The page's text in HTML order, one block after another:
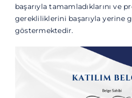
başarıyla tamamladıklarını ve
gerekliliklerini başarıyla yerine
göstermektedir.